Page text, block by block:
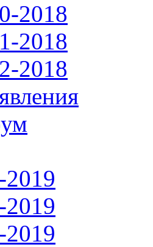
2018
2018
2018